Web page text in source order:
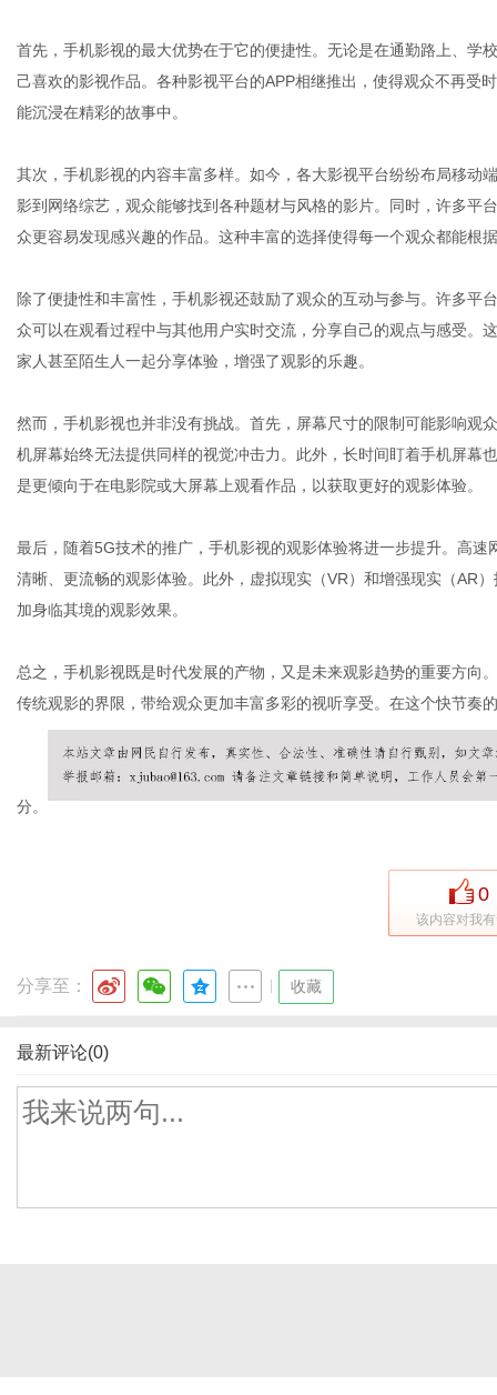
首先，手机影视的最大优势在于它的便捷性。无论是在通勤路上、学
己喜欢的影视作品。各种影视平台的APP相继推出，使得观众不再受
能沉浸在精彩的故事中。
其次，手机影视的内容丰富多样。如今，各大影视平台纷纷布局移动
影到网络综艺，观众能够找到各种题材与风格的影片。同时，许多平
众更容易发现感兴趣的作品。这种丰富的选择使得每一个观众都能根
除了便捷性和丰富性，手机影视还鼓励了观众的互动与参与。许多平
众可以在观看过程中与其他用户实时交流，分享自己的观点与感受。
家人甚至陌生人一起分享体验，增强了观影的乐趣。
然而，手机影视也并非没有挑战。首先，屏幕尺寸的限制可能影响观
机屏幕始终无法提供同样的视觉冲击力。此外，长时间盯着手机屏幕
是更倾向于在电影院或大屏幕上观看作品，以获取更好的观影体验。
最后，随着5G技术的推广，手机影视的观影体验将进一步提升。高
清晰、更流畅的观影体验。此外，虚拟现实（VR）和增强现实（AR
加身临其境的观影效果。
总之，手机影视既是时代发展的产物，又是未来观影趋势的重要方向
传统观影的界限，带给观众更加丰富多彩的视听享受。在这个快节奏
分。
0
该内容对我
分享至： 收藏
最新评论(0)